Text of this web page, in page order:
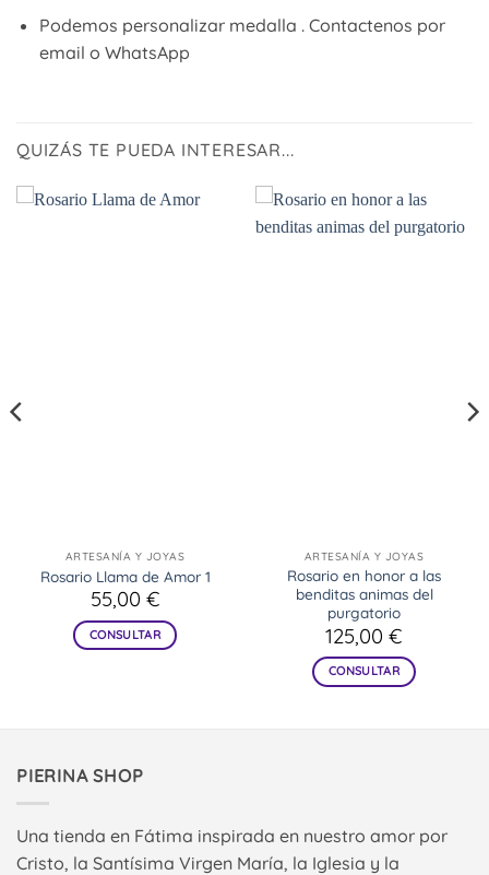
Podemos personalizar medalla . Contactenos por
email o WhatsApp
QUIZÁS TE PUEDA INTERESAR...
ARTESANÍA Y JOYAS
Rosario Llama de Amor 1
55,00 €
CONSULTAR
ARTESANÍA Y JOYAS
Rosario en honor a las
benditas animas del
purgatorio
125,00 €
CONSULTAR
PIERINA SHOP
Una tienda en Fátima inspirada en nuestro amor por
Cristo, la Santísima Virgen María, la Iglesia y la